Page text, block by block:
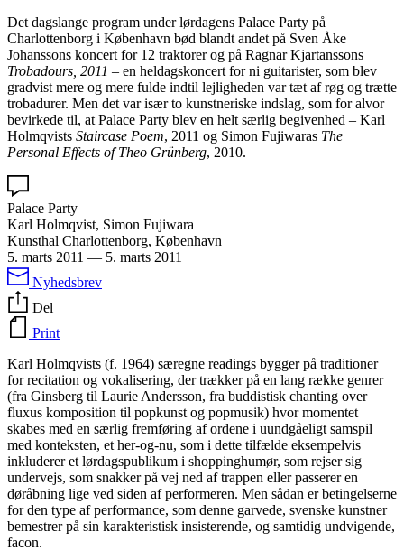
Det dagslange program under lørdagens Palace Party på
Charlottenborg i København bød blandt andet på Sven Åke
Johanssons koncert for 12 traktorer og på Ragnar Kjartanssons
Trobadours, 2011 – en heldagskoncert for ni guitarister, som blev
gradvist mere og mere fulde indtil lejligheden var tæt af røg og trætte
trobadurer. Men det var især to kunstneriske indslag, som for alvor
bevirkede til, at Palace Party blev en helt særlig begivenhed – Karl
Holmqvists Staircase Poem, 2011 og Simon Fujiwaras The
Personal Effects of Theo Grünberg, 2010.
Palace Party
Karl Holmqvist, Simon Fujiwara
Kunsthal Charlottenborg, København
5. marts 2011 — 5. marts 2011
Nyhedsbrev
Del
Print
Karl Holmqvists (f. 1964) særegne readings bygger på traditioner
for recitation og vokalisering, der trækker på en lang række genrer
(fra Ginsberg til Laurie Andersson, fra buddistisk chanting over
fluxus komposition til popkunst og popmusik) hvor momentet
skabes med en særlig fremføring af ordene i uundgåeligt samspil
med konteksten, et her-og-nu, som i dette tilfælde eksempelvis
inkluderer et lørdagspublikum i shoppinghumør, som rejser sig
undervejs, som snakker på vej ned af trappen eller passerer en
døråbning lige ved siden af performeren. Men sådan er betingelserne
for den type af performance, som denne garvede, svenske kunstner
bemestrer på sin karakteristisk insisterende, og samtidig undvigende,
facon.